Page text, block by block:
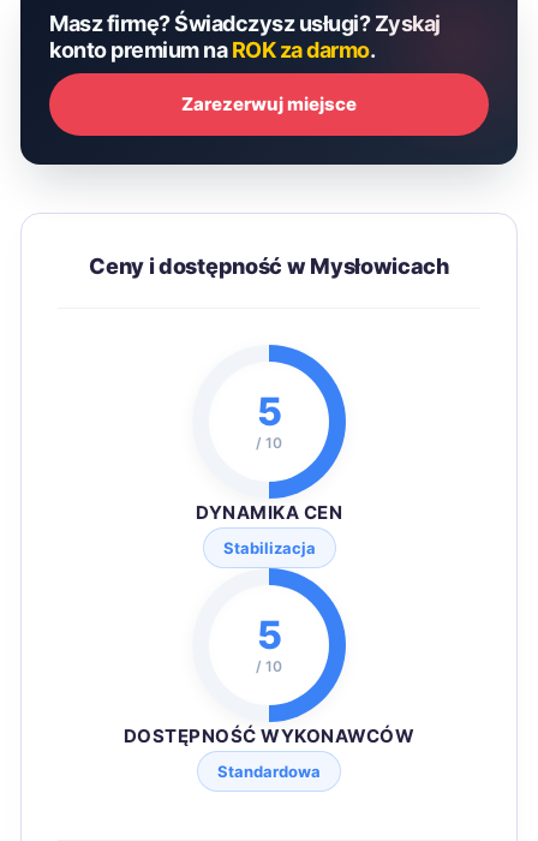
Masz firmę? Świadczysz usługi? Zyskaj
konto premium naROK za darmo.
Zarezerwuj miejsce
Ceny i dostępność w Mysłowicach
5
/ 10
DYNAMIKA CEN
Stabilizacja
5
/ 10
DOSTĘPNOŚĆ WYKONAWCÓW
Standardowa